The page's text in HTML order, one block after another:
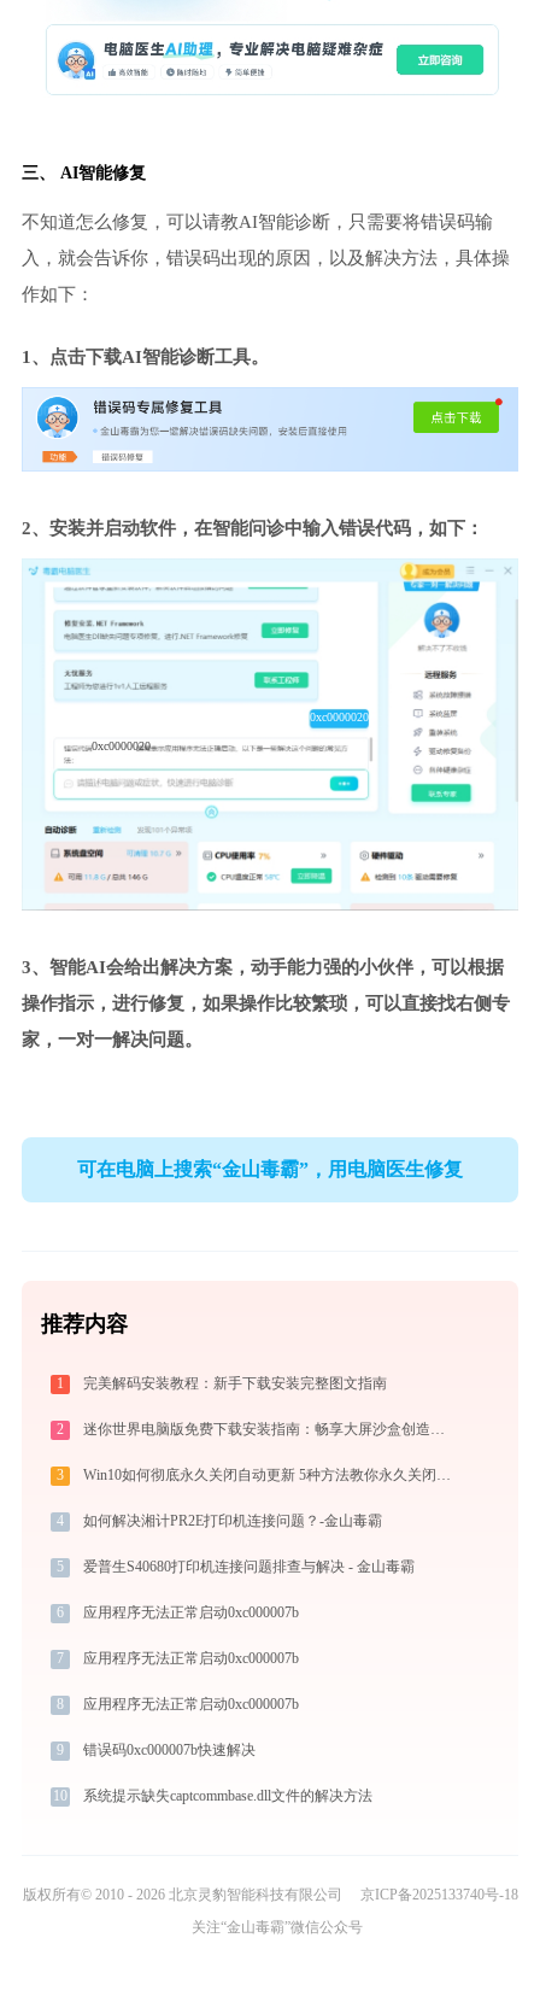
三、 AI智能修复
不知道怎么修复，可以请教AI智能诊断，只需要将错误码输
入，就会告诉你，错误码出现的原因，以及解决方法，具体操
作如下：
1、点击下载AI智能诊断工具。
2、安装并启动软件，在智能问诊中输入错误代码，如下：
0xc0000020
0xc0000020
3、智能AI会给出解决方案，动手能力强的小伙伴，可以根据
操作指示，进行修复，如果操作比较繁琐，可以直接找右侧专
家，一对一解决问题。
可在电脑上搜索“金山毒霸”，用电脑医生修复
推荐内容
1 完美解码安装教程：新手下载安装完整图文指南
2 迷你世界电脑版免费下载安装指南：畅享大屏沙盒创造与联机乐趣
3 Win10如何彻底永久关闭自动更新 5种方法教你永久关闭win10自动更新
4 如何解决湘计PR2E打印机连接问题？-金山毒霸
5 爱普生S40680打印机连接问题排查与解决 - 金山毒霸
6 应用程序无法正常启动0xc000007b
7 应用程序无法正常启动0xc000007b
8 应用程序无法正常启动0xc000007b
9 错误码0xc000007b快速解决
10 系统提示缺失captcommbase.dll文件的解决方法
版权所有© 2010 - 2026 北京灵豹智能科技有限公司
京ICP备2025133740号-18
关注“金山毒霸”微信公众号